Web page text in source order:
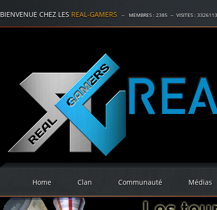
BIENVENUE CHEZ LES REAL-GAMERS -- MEMBRES : 2385 -- VISITES : 3326113
Home Clan Communauté Médias